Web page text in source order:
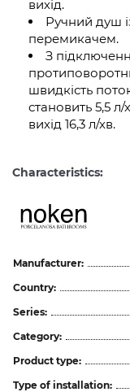
вихід.
Ручний душ
перемикачем.
З
швидкість
становить 5,5 л/
вихід 16,3 л/хв.
Characteristics:
Manufacturer:
Country:
Series:
Category:
Product type:
Type of installation: